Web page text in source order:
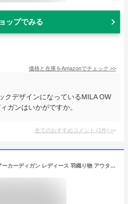
ップでみる
価格と在庫をAmazonでチェック >>
クデザインになっているMILA OW
ガンはいかがですか。
全てのおすすめコメント (1件) >
ふわりシックを纏うシアーカーディガン レディース 羽織り物 アウター 7分袖 七部袖 無地 ロング ブラック 黒 透け感 重ね着 春 春服 秋 秋服 夏 夏服 30代 40代 50代 60代 サワアラモード sawaalamode otona 大人 kawaii 可愛い 洋服 かわいい服 【9月23日20時販売新作】